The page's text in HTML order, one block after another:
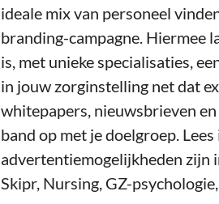
ideale mix van personeel
branding-campagne. Hiermee
is, met unieke specialisaties,
in jouw zorginstelling net dat
whitepapers, nieuwsbrieven
band op met je doelgroep. Lees
advertentiemogelijkheden zijn
Skipr, Nursing, GZ-